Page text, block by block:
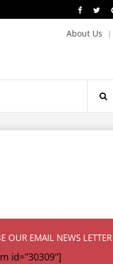
About Us
OUR EMAIL NEWS LETTER
id="30309"]